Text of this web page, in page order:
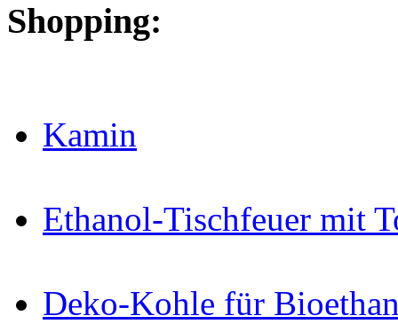
Shopping:
Kamin
Ethanol-Tischfeuer mit
Deko-Kohle für